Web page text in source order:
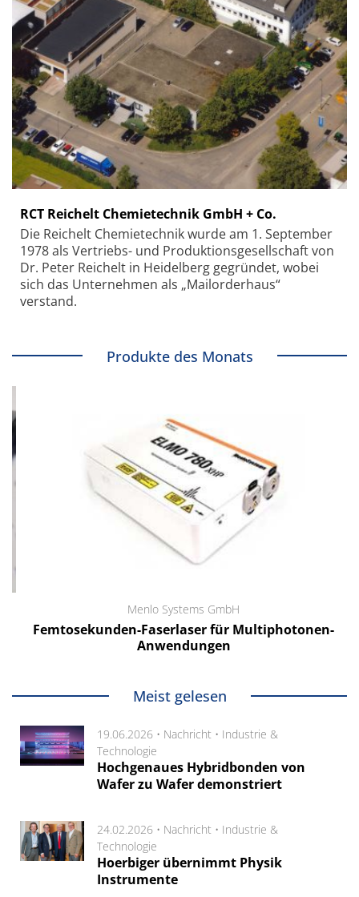
RCT Reichelt Chemietechnik GmbH + Co.
Die Reichelt Chemietechnik wurde am 1. September
1978 als Vertriebs- und Produktionsgesellschaft von
Dr. Peter Reichelt in Heidelberg gegründet, wobei
sich das Unternehmen als „Mailorderhaus“
verstand.
Produkte des Monats
Menlo Systems GmbH
Femtosekunden-Faserlaser für Multiphotonen-
Anwendungen
Meist gelesen
19.06.2026 • Nachricht • Industrie &
Technologie
Hochgenaues Hybridbonden von
Wafer zu Wafer demonstriert
24.02.2026 • Nachricht • Industrie &
Technologie
Hoerbiger übernimmt Physik
Instrumente